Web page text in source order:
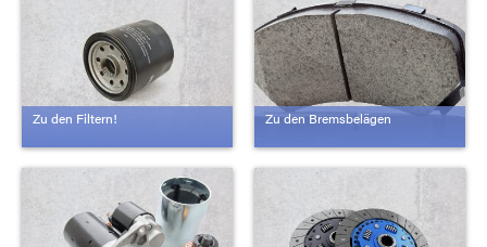
Zu den Filtern! Zu den Bremsbelägen